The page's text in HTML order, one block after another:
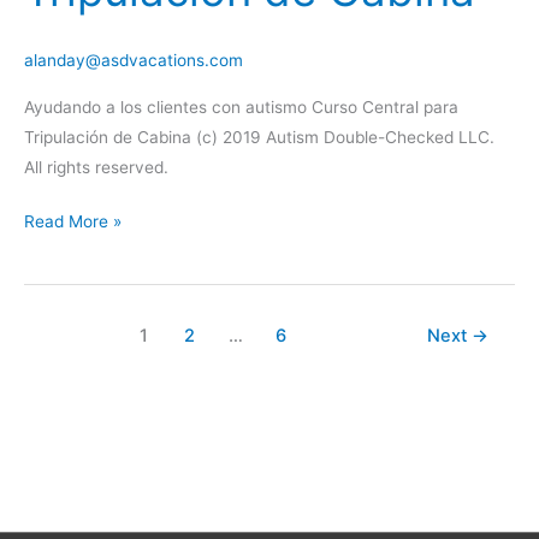
alanday@asdvacations.com
Ayudando a los clientes con autismo Curso Central para
Tripulación de Cabina (c) 2019 Autism Double-Checked LLC.
All rights reserved.
Curso
para
Read More »
1 2 … 6 Next →